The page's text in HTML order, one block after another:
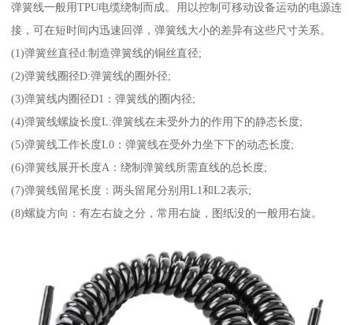
弹簧线一般用TPU电缆绕制而成。用以控制可移动设备运动的电源连
接，可在短时间内迅速回弹，弹簧线大小的差异有这些尺寸关系。
(1)弹簧丝直径d:制造弹簧线的铜丝直径;
(2)弹簧线圈径D:弹簧线的圈外径;
(3)弹簧线内圈径D1：弹簧线的圈内径;
(4)弹簧线螺旋长度L:弹簧线在未受外力的作用下的静态长度;
(5)弹簧线工作长度L0：弹簧线在受外力坐下下的动态长度;
(6)弹簧线展开长度A：绕制弹簧线所需直线的总长度;
(7)弹簧线留尾长度：两头留尾分别用L1和L2表示;
(8)螺旋方向：有左右旋之分，常用右旋，图纸没的一般用右旋。